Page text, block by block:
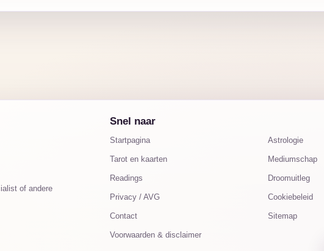
of andere
Snel naar
Startpagina Astrologie
Tarot en kaarten Mediumschap
Readings Droomuitleg
Privacy / AVG Cookiebeleid
Contact Sitemap
Voorwaarden & disclaimer